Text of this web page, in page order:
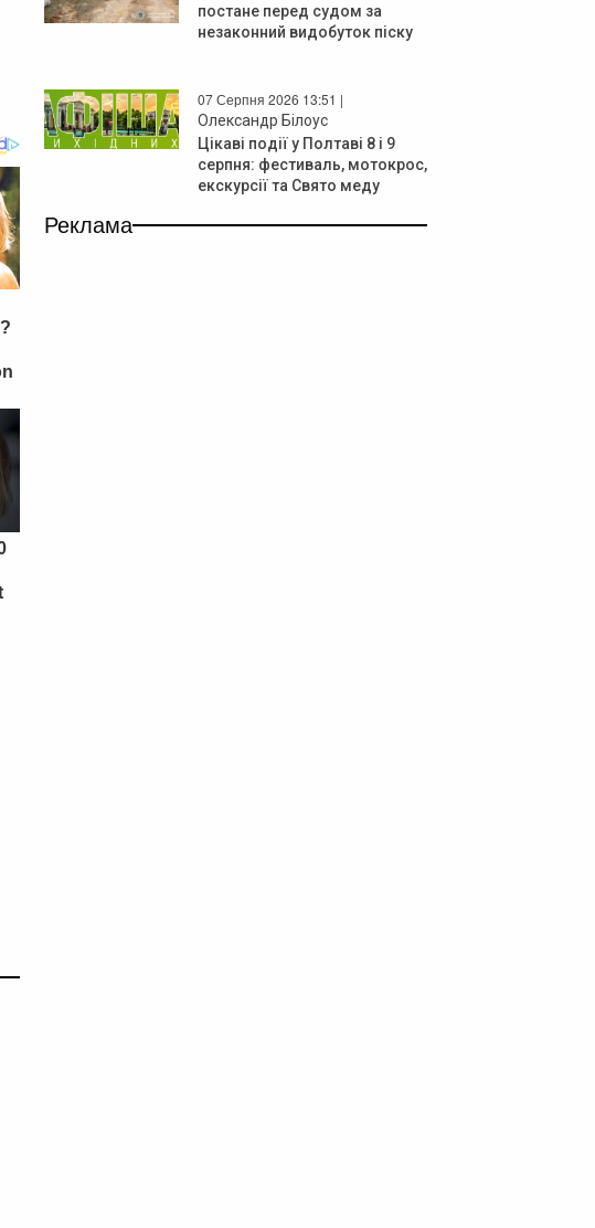
постане перед судом за
незаконний видобуток піску
07 Серпня 2026 13:51 |
Олександр Білоус
Цікаві події у Полтаві 8 і 9
серпня: фестиваль, мотокрос,
екскурсії та Свято меду
Реклама